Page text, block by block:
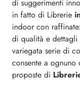
di suggerimenti
in fatto di Librerie
indoor con
di qualità e dettagli
variegata serie di
consente a
proposte di